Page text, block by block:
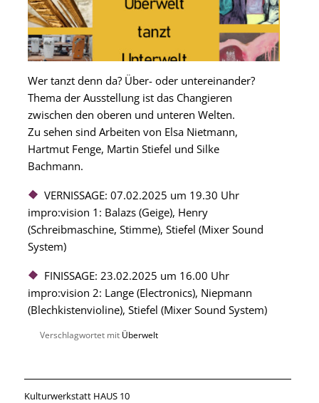
Wer tanzt denn da? Über- oder untereinander?
Thema der Ausstellung ist das Changieren
zwischen den oberen und unteren Welten.
Zu sehen sind Arbeiten von Elsa Nietmann,
Hartmut Fenge, Martin Stiefel und Silke
Bachmann.
VERNISSAGE: 07.02.2025 um 19.30 Uhr
impro:vision 1: Balazs (Geige), Henry
(Schreibmaschine, Stimme), Stiefel (Mixer Sound
System)
FINISSAGE: 23.02.2025 um 16.00 Uhr
impro:vision 2: Lange (Electronics), Niepmann
(Blechkistenvioline), Stiefel (Mixer Sound System)
Verschlagwortet mit Überwelt
Kulturwerkstatt HAUS 10